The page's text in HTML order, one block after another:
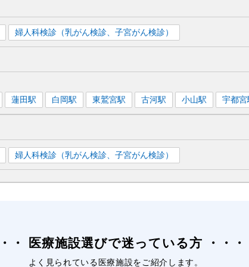
婦人科検診（乳がん検診、子宮がん検診）
蓮田駅 白岡駅 東鷲宮駅 古河駅 小山駅 宇都宮
婦人科検診（乳がん検診、子宮がん検診）
医療施設選びで迷っている方
よく見られている医療施設をご紹介します。